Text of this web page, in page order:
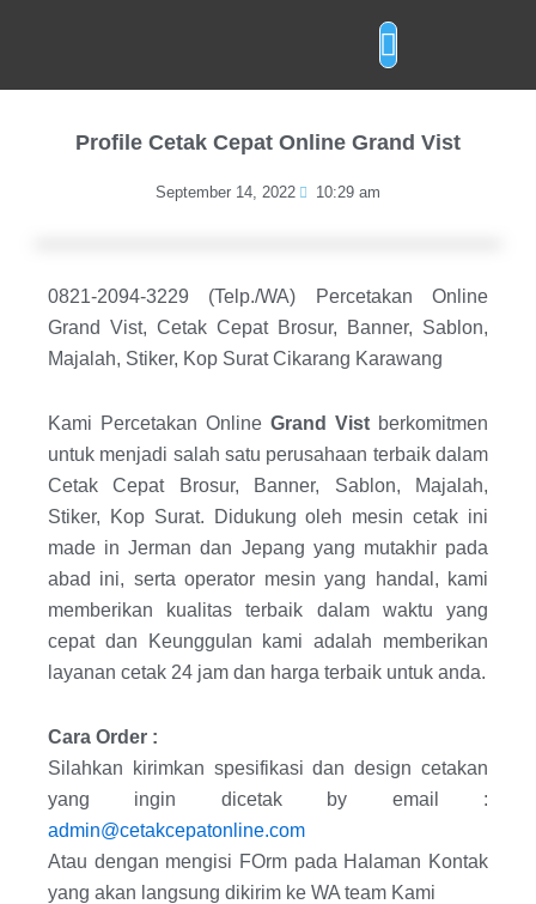
Profile Cetak Cepat Online Grand Vist
September 14, 2022 10:29 am
0821-2094-3229 (Telp./WA) Percetakan Online
Grand Vist, Cetak Cepat Brosur, Banner, Sablon,
Majalah, Stiker, Kop Surat Cikarang Karawang
Kami Percetakan Online Grand Vist berkomitmen
untuk menjadi salah satu perusahaan terbaik dalam
Cetak Cepat Brosur, Banner, Sablon, Majalah,
Stiker, Kop Surat. Didukung oleh mesin cetak ini
made in Jerman dan Jepang yang mutakhir pada
abad ini, serta operator mesin yang handal, kami
memberikan kualitas terbaik dalam waktu yang
cepat dan Keunggulan kami adalah memberikan
layanan cetak 24 jam dan harga terbaik untuk anda.
Cara Order :
Silahkan kirimkan spesifikasi dan design cetakan
yang ingin dicetak by email :
admin@cetakcepatonline.com
Atau dengan mengisi FOrm pada Halaman Kontak
yang akan langsung dikirim ke WA team Kami